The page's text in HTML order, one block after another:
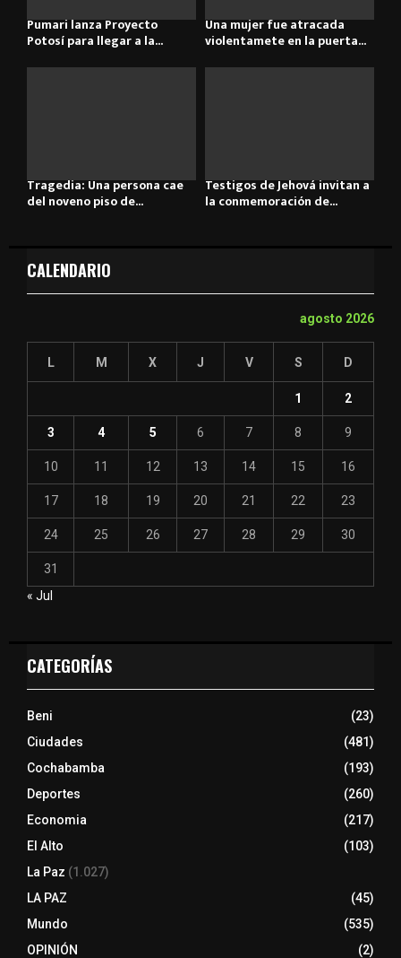
Pumari lanza Proyecto
Potosí para llegar a la...
Una mujer fue atracada
violentamete en la puerta...
Tragedia: Una persona cae
del noveno piso de...
Testigos de Jehová invitan a
la conmemoración de...
CALENDARIO
agosto 2026
L M X J V S D
1 2
3 4 5 6 7 8 9
10 11 12 13 14 15 16
17 18 19 20 21 22 23
24 25 26 27 28 29 30
31
« Jul
CATEGORÍAS
Beni
(23)
Ciudades
(481)
Cochabamba
(193)
Deportes
(260)
Economia
(217)
El Alto
(103)
La Paz (1.027)
LA PAZ
(45)
Mundo
(535)
OPINIÓN
(2)